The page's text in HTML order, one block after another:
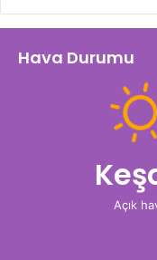
Hava Durumu
Açık